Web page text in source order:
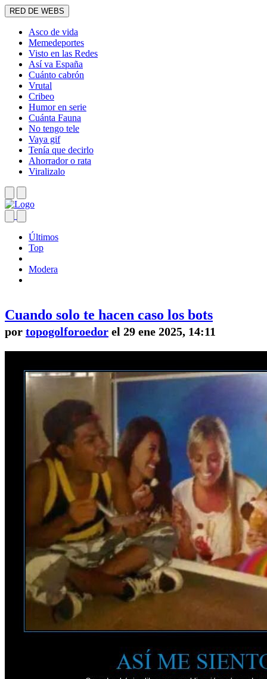
RED DE WEBS
Asco de vida
Memedeportes
Visto en las Redes
Así va España
Cuánto cabrón
Vrutal
Cribeo
Humor en serie
Cuánta Fauna
No tengo tele
Vaya gif
Tenía que decirlo
Ahorrador o rata
Viralizalo
Últimos
Top
Modera
Cuando solo te hacen caso los bots
por topogolforoedor el 29 ene 2025, 14:11